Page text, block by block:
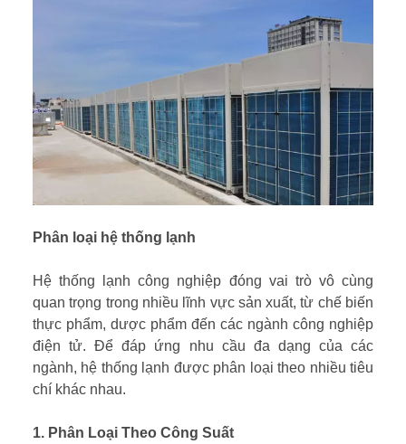
Phân loại hệ thống lạnh
Hệ thống lạnh công nghiệp đóng vai trò vô cùng
quan trọng trong nhiều lĩnh vực sản xuất, từ chế biến
thực phẩm, dược phẩm đến các ngành công nghiệp
điện tử. Để đáp ứng nhu cầu đa dạng của các
ngành, hệ thống lạnh được phân loại theo nhiều tiêu
chí khác nhau.
1. Phân Loại Theo Công Suất